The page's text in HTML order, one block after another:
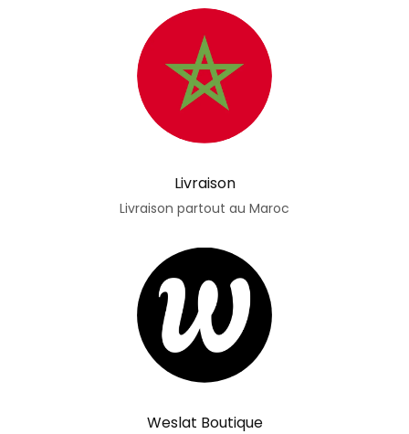
Livraison
Livraison partout au Maroc
Weslat Boutique